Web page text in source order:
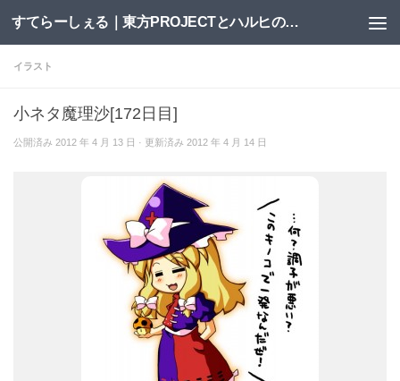
コンテンツへスキップ すてらーしぇる｜東方PROJECTとハルヒの二次創作サイト
イラスト
小ネタ魔理沙[172日目]
公開済み 2012 年 4 月 13 日 · 更新済み 2012 年 4 月 14 日